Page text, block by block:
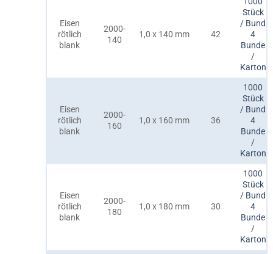
Eisen
rötlich
blank
2000-
140
1,0 x 140 mm 42
Stück
/ Bund
4
Bunde
/
Karton
Eisen
rötlich
blank
2000-
160
1,0 x 160 mm 36
1000
Stück
/ Bund
4
Bunde
/
Karton
Eisen
rötlich
blank
2000-
180
1,0 x 180 mm 30
1000
Stück
/ Bund
4
Bunde
/
Karton